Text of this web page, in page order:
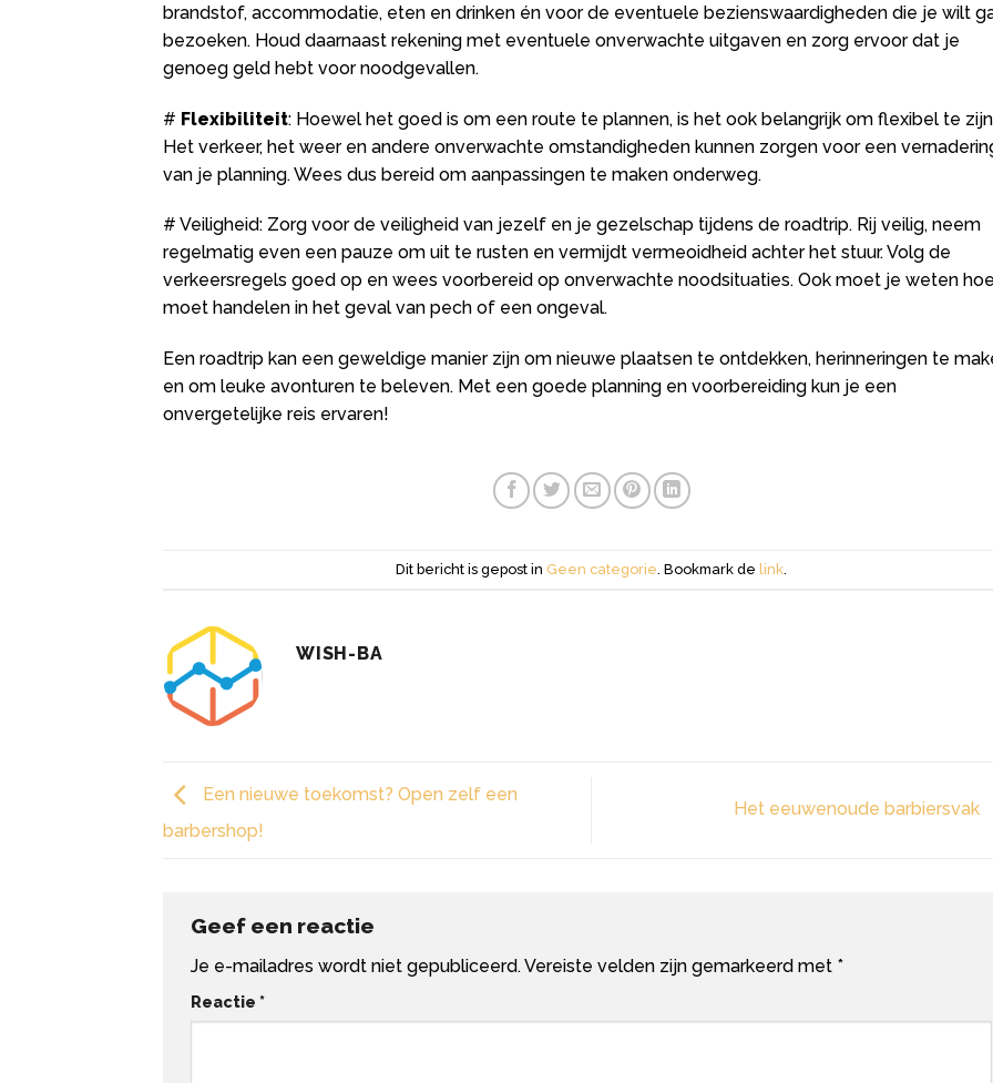
brandstof, accommodatie, eten en drinken én voor de eventuele bezienswaardigheden die je wilt
bezoeken. Houd daarnaast rekening met eventuele onverwachte uitgaven en zorg ervoor dat je
genoeg geld hebt voor noodgevallen.
# Flexibiliteit: Hoewel het goed is om een route te plannen, is het ook belangrijk om flexibel te
Het verkeer, het weer en andere onverwachte omstandigheden kunnen zorgen voor een
van je planning. Wees dus bereid om aanpassingen te maken onderweg.
# Veiligheid: Zorg voor de veiligheid van jezelf en je gezelschap tijdens de roadtrip. Rij veilig, neem
regelmatig even een pauze om uit te rusten en vermijdt vermeoidheid achter het stuur. Volg de
verkeersregels goed op en wees voorbereid op onverwachte noodsituaties. Ook moet je weten
moet handelen in het geval van pech of een ongeval.
Een roadtrip kan een geweldige manier zijn om nieuwe plaatsen te ontdekken, herinneringen te
en om leuke avonturen te beleven. Met een goede planning en voorbereiding kun je een
onvergetelijke reis ervaren!
Dit bericht is gepost in Geen categorie . Bookmark de link.
WISH-BA
Een nieuwe toekomst? Open zelf een
barbershop!
Het eeuwenoude barbiersvak
Geef een reactie
Je e-mailadres wordt niet gepubliceerd.Vereiste velden zijn gemarkeerd met *
Reactie *